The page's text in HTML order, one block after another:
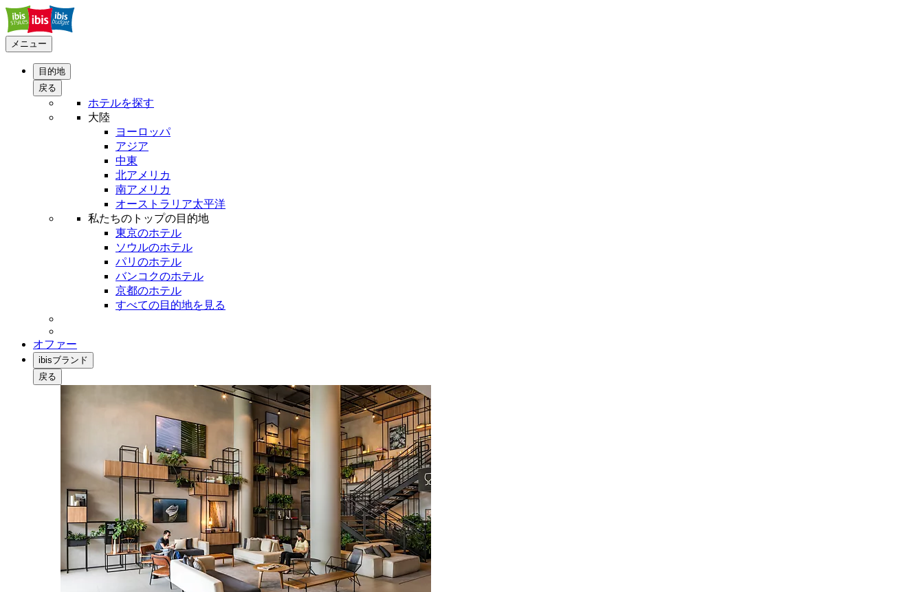
メニュー
目的地
戻る
ホテルを探す
大陸
ヨーロッパ
アジア
中東
北アメリカ
南アメリカ
オーストラリア太平洋
私たちのトップの目的地
東京のホテル
ソウルのホテル
パリのホテル
バンコクのホテル
京都のホテル
すべての目的地を見る
オファー
ibisブランド
戻る